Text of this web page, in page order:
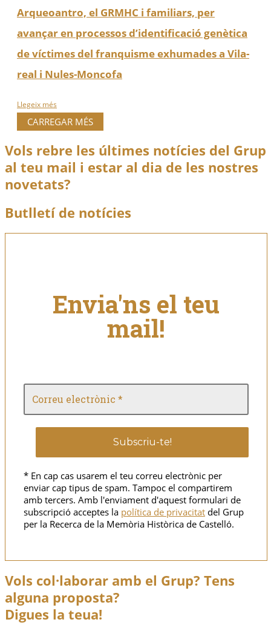
Arqueoantro, el GRMHC i familiars, per
avançar en processos d’identificació genètica
de víctimes del franquisme exhumades a Vila-
real i Nules-Moncofa
Llegeix més
CARREGAR MÉS
Vols rebre les últimes notícies del Grup
al teu mail i estar al dia de les nostres
novetats?
Butlletí de notícies
Envia'ns el teu
mail!
* En cap cas usarem el teu correu electrònic per
enviar cap tipus de spam. Tampoc el compartirem
amb tercers. Amb l'enviament d'aquest formulari de
subscripció acceptes la política de privacitat del Grup
per la Recerca de la Memòria Històrica de Castelló.
Vols col·laborar amb el Grup? Tens
alguna proposta?
Digues la teua!